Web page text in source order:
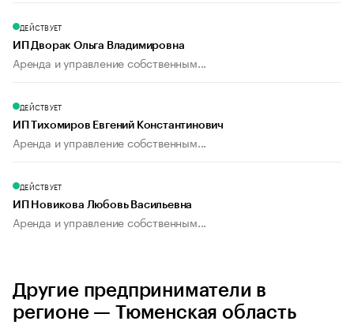
ДЕЙСТВУЕТ
ИП Дворак Ольга Владимировна
Аренда и управление собственным...
ДЕЙСТВУЕТ
ИП Тихомиров Евгений Константинович
Аренда и управление собственным...
ДЕЙСТВУЕТ
ИП Новикова Любовь Васильевна
Аренда и управление собственным...
Другие предприниматели в
регионе — Тюменская область